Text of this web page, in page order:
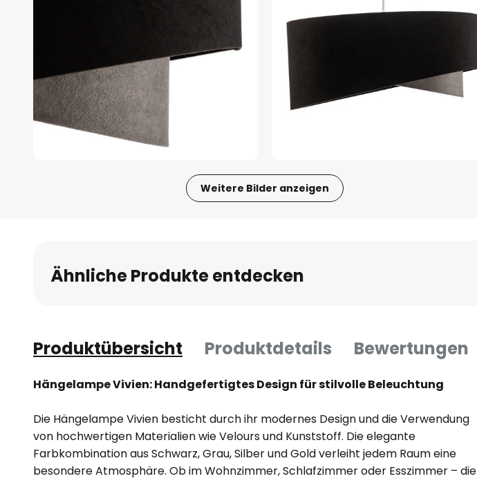
Weitere Bilder anzeigen
Bildgalerie
springen
Ähnliche Produkte entdecken
Produktübersicht Produktdetails Bewertungen
Hängelampe Vivien: Handgefertigtes Design für stilvolle Beleuchtung
Die Hängelampe Vivien besticht durch ihr modernes Design und die Verwendung
von hochwertigen Materialien wie Velours und Kunststoff. Die elegante
Farbkombination aus Schwarz, Grau, Silber und Gold verleiht jedem Raum eine
besondere Atmosphäre. Ob im Wohnzimmer, Schlafzimmer oder Esszimmer – die